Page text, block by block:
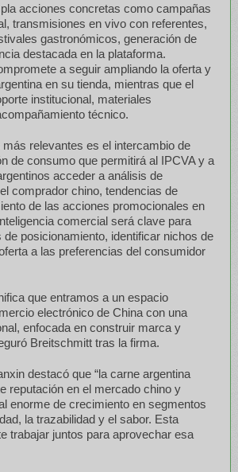
acciones concretas como campañas
transmisiones en vivo con referentes,
gastronómicos, generación de
destacada en la plataforma.
a seguir ampliando la oferta y
en su tienda, mientras que el
institucional, materiales
técnico.
relevantes es el intercambio de
de consumo que permitirá al IPCVA y a
acceder a análisis de
comprador chino, tendencias de
de las acciones promocionales en
comercial será clave para
de posicionamiento, identificar nichos de
a las preferencias del consumidor
que entramos a un espacio
electrónico de China con una
enfocada en construir marca y
Breitschmitt tras la firma.
destacó que “la carne argentina
reputación en el mercado chino y
enorme de crecimiento en segmentos
la trazabilidad y el sabor. Esta
trabajar juntos para aprovechar esa